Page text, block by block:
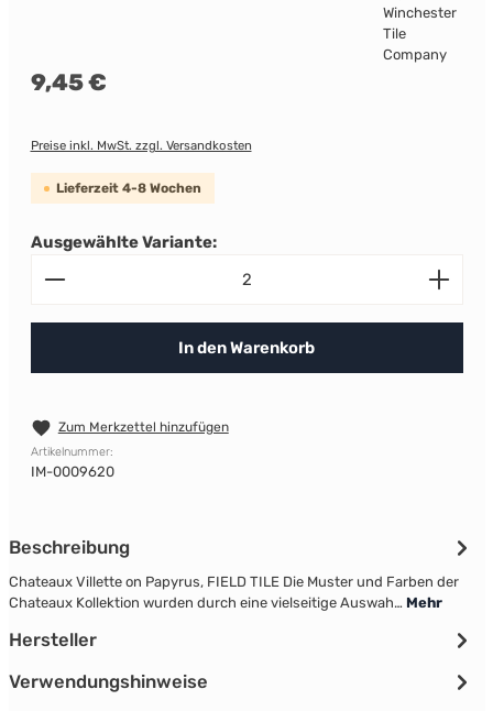
Regulärer Preis:
9,45 €
Preise inkl. MwSt. zzgl. Versandkosten
Lieferzeit 4-8 Wochen
Ausgewählte Variante:
Produkt Anzahl: Gib den gewünschten Wert ein
In den Warenkorb
Zum Merkzettel hinzufügen
Artikelnummer:
IM-0009620
Beschreibung
Chateaux Villette on Papyrus, FIELD TILE Die Muster und Farben der
Chateaux Kollektion wurden durch eine vielseitige Auswah… Mehr
Hersteller
Verwendungshinweise